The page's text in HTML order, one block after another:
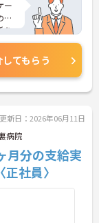
ー
提
を
方
てもらう
更新日：2026年06月11日
病院
月分の支給実
社員〉